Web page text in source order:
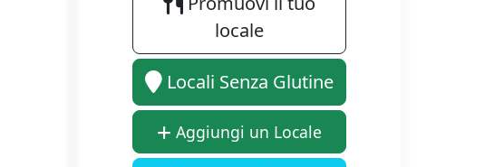
locale
Locali Senza Glutine
Aggiungi un Locale